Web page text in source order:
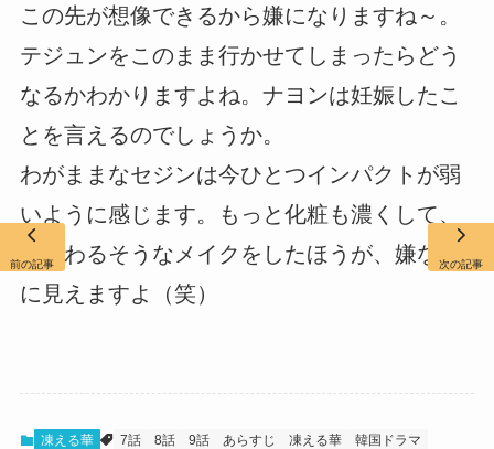
この先が想像できるから嫌になりますね～。
テジュンをこのまま行かせてしまったらどう
なるかわかりますよね。ナヨンは妊娠したこ
とを言えるのでしょうか。
わがままなセジンは今ひとつインパクトが弱
いように感じます。もっと化粧も濃くして、
いじわるそうなメイクをしたほうが、嫌な女
に見えますよ（笑）
凍える華 7話 8話 9話 あらすじ 凍える華 韓国ドラマ
前の記事 次の記事